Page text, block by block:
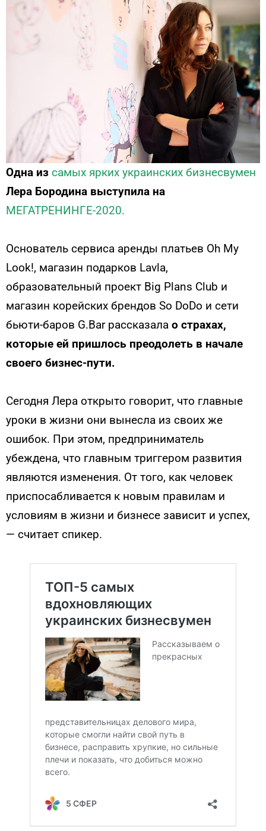
Одна из самых ярких украинских бизнесвумен
Лера Бородина выступила на
МЕГАТРЕНИНГЕ-2020.
Основатель сервиса аренды платьев Oh My
Look!, магазин подарков Lavla,
образовательный проект Big Plans Club и
магазин корейских брендов So DoDo и сети
бьюти-баров G.Bar рассказала о страхах,
которые ей пришлось преодолеть в начале
своего бизнес-пути.
Сегодня Лера открыто говорит, что главные
уроки в жизни они вынесла из своих же
ошибок. При этом, предприниматель
убеждена, что главным триггером развития
являются изменения. От того, как человек
приспосабливается к новым правилам и
условиям в жизни и бизнесе зависит и успех,
— считает спикер.